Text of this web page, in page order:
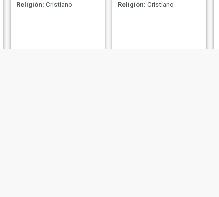
Religión: Cristiano
Religión: Cristiano